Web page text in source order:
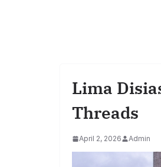
Lima
Threads
April 2, 2026 Admin